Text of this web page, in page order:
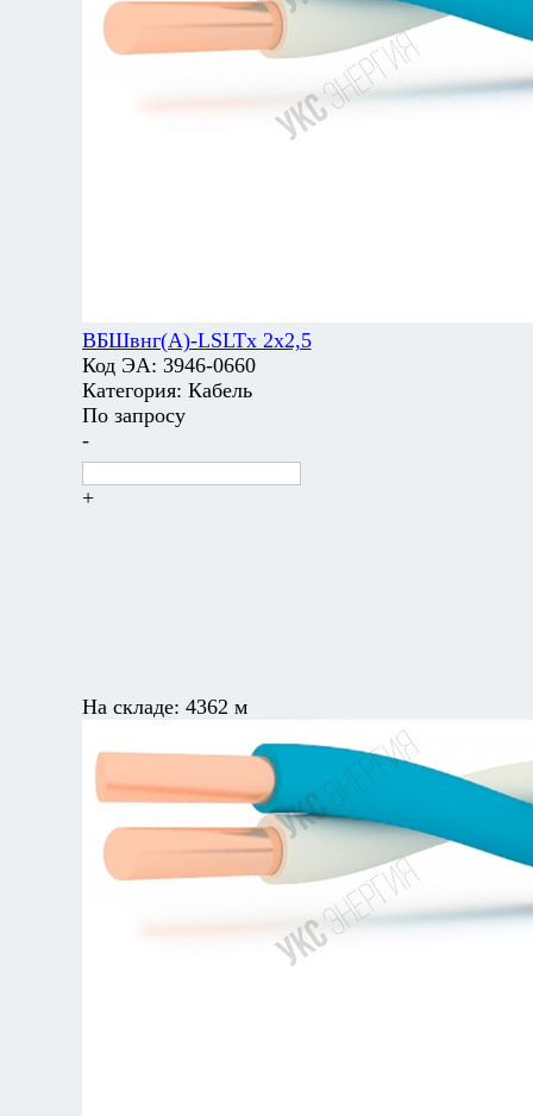
ВБШвнг(А)-LSLTx 2х2,5
Код ЭА: 3946-0660
Категория: Кабель
По запросу
-
+
На складе: 4362 м